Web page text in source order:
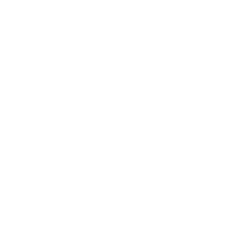
遠山への嫉妬心を見抜き、美奈には委ね
コンテスト２０１５ 最優秀作品賞『恋
在住の主婦。 「自分だけの切り口を見
いと思います」 ☆Twitter：https://